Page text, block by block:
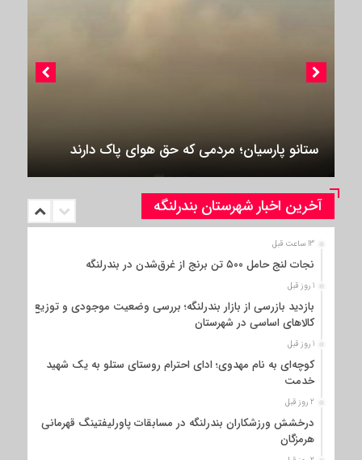
ستانو پارسیان؛ مردمی که حق هوای پاک دارند
آخرین اخبار شهرستان بندرلنگه
13 ساعت قبل
نجات لنج حامل ۵۰۰ تن برنج از غرق‌شدن در بندرلنگه
1 روز قبل
بازدید بازرسی از بازار بندرلنگه؛ بررسی وضعیت موجودی و توزیع
کالاهای اساسی در شهرستان
1 روز قبل
کوچه‌ای به نام مهدوی؛ ادای احترام روستای ستلو به یک شهید
خدمت
2 روز قبل
درخشش ورزشکاران بندرلنگه در مسابقات پاورلیفتینگ قهرمانی
هرمزگان